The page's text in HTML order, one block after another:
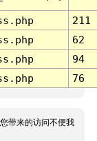
211
62
94
76
带来的访问不便我